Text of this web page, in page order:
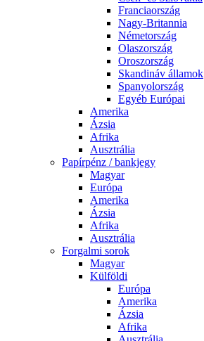
Franciaország
Nagy-Britannia
Németország
Olaszország
Oroszország
Skandináv államok
Spanyolország
Egyéb Európai
Amerika
Ázsia
Afrika
Ausztrália
Papírpénz / bankjegy
Magyar
Európa
Amerika
Ázsia
Afrika
Ausztrália
Forgalmi sorok
Magyar
Külföldi
Európa
Amerika
Ázsia
Afrika